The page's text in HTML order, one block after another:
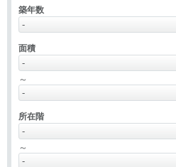
築年数
面積
～
所在階
～